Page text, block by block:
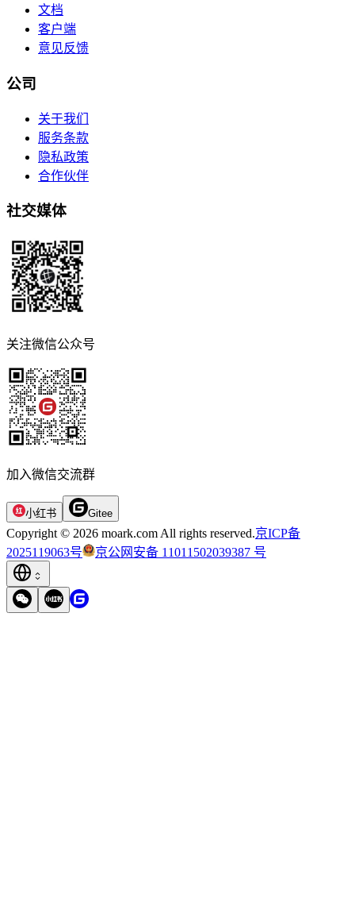
文档
客户端
意见反馈
公司
关于我们
服务条款
隐私政策
合作伙伴
社交媒体
关注微信公众号
加入微信交流群
小红书 Gitee
Copyright © 2026 moark.com All rights reserved.京ICP备
2025119063号
京公网安备 11011502039387 号